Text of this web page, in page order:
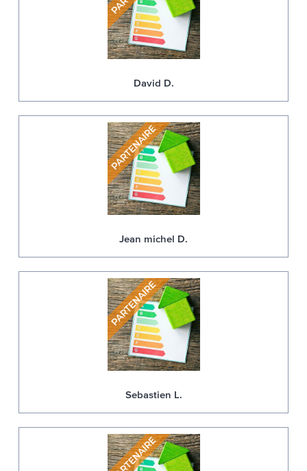
David D.
Jean michel D.
Sebastien L.